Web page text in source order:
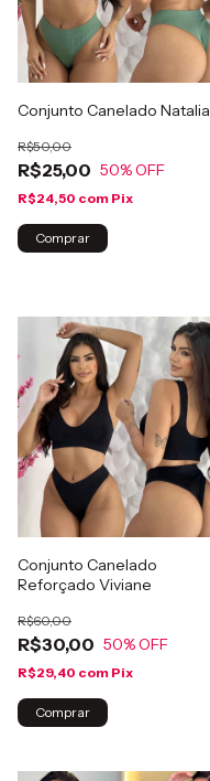
Conjunto Canelado Natalia
R$25,00
R$50,00
50% OFF
R$24,50 com Pix
Comprar
Conjunto Canelado
Reforçado Viviane
R$30,00
R$60,00
50% OFF
R$29,40 com Pix
Comprar